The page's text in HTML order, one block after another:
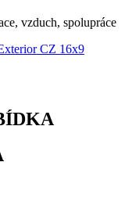
vzduch, spolupráce
CZ 16x9